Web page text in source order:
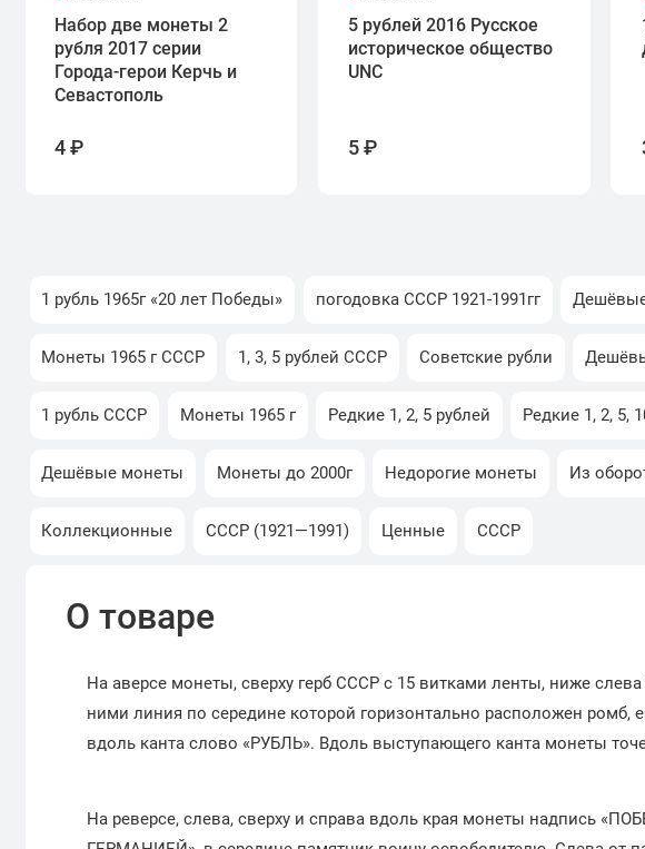
Набор две монеты 2
рубля 2017 серии
Города-герои Керчь и
Севастополь
4 ₽
5 рублей 2016 Русское
историческое общество
UNC
5 ₽
1 рубль 1965г «20 лет Победы» погодовка СССР 1921-1991гг
Монеты 1965 г СССР 1, 3, 5 рублей СССР Советские рубли
1 рубль СССР Монеты 1965 г Редкие 1, 2, 5 рублей Редкие 1, 2, 5,
Дешёвые монеты Монеты до 2000г Недорогие монеты Из
Коллекционные СССР (1921—1991) Ценные СССР
О товаре
На аверсе монеты, сверху герб СССР с 15 витками ленты, ниже
ними линия по середине которой горизонтально расположен
вдоль канта слово «РУБЛЬ». Вдоль выступающего канта монеты
На реверсе, слева, сверху и справа вдоль края монеты надпись